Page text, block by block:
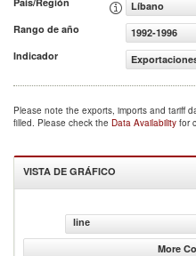
Líbano
Rango de año
1992-1996
Indicador
Please note the exports, imports and tariff
filled. Please check the Data Availability for
VISTA DE GRÁFICO
line
More